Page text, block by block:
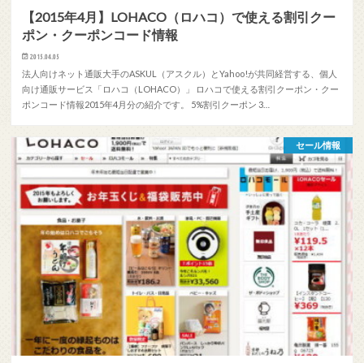
【2015年4月】LOHACO（ロハコ）で使える割引クー
ポン・クーポンコード情報
2015.04.05
法人向けネット通販大手のASKUL（アスクル）とYahoo!が共同経営する、個人
向け通販サービス「ロハコ（LOHACO）」 ロハコで使える割引クーポン・クー
ポンコード情報2015年4月分の紹介です。 5%割引クーポン 3…
セール情報